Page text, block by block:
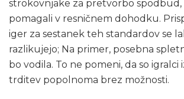
strokovnjake za pretvorbo spodbud,
pomagali v resničnem dohodku.
iger za sestanek teh standardov se
razlikujejo; Na primer, posebna
bo vodila. To ne pomeni, da so igralci
trditev popolnoma brez možnosti.